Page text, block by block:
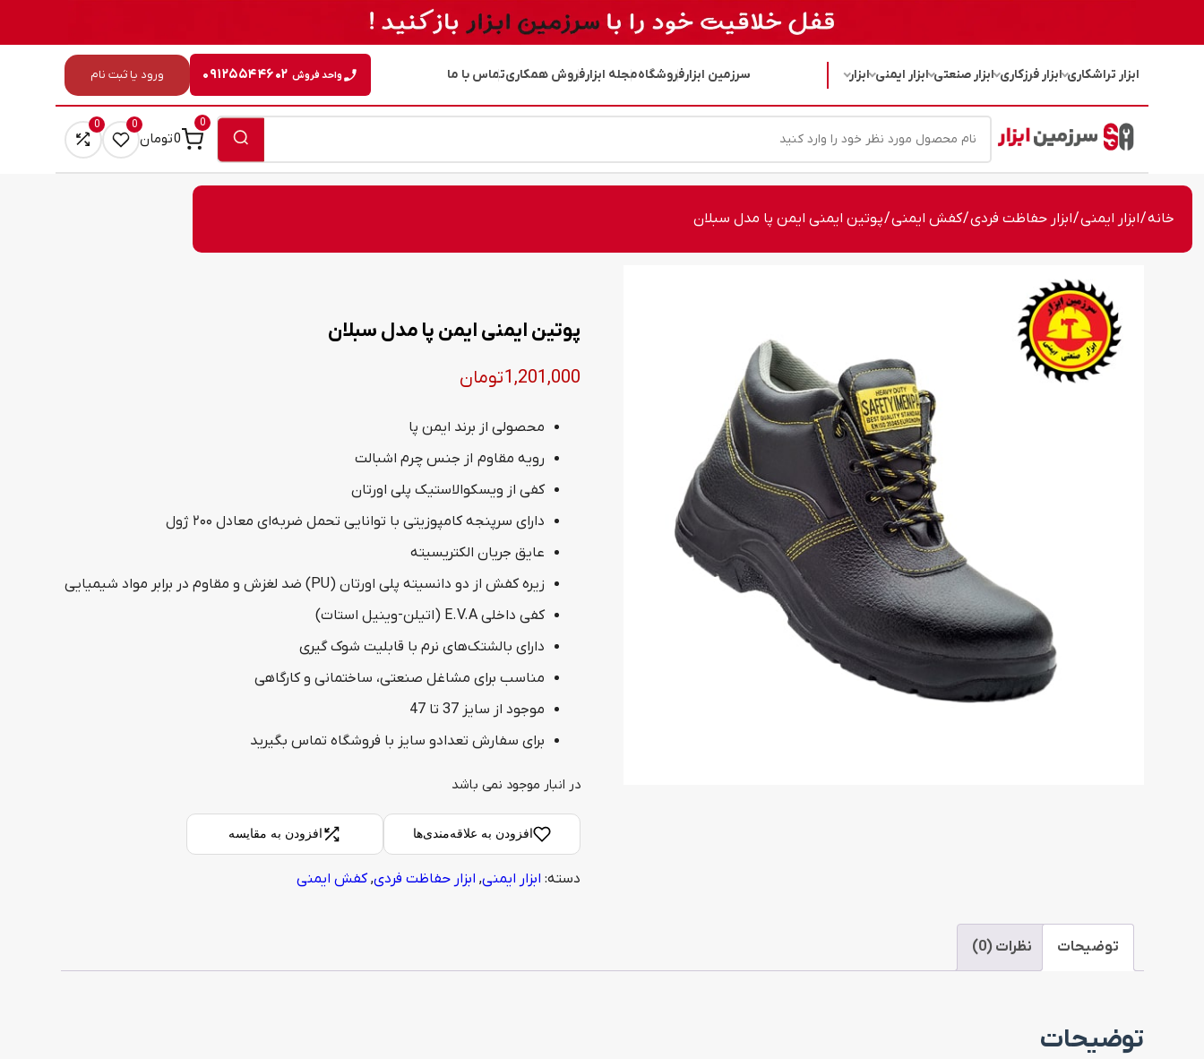
ابزار تراشکاری ابزار فرزکاری ابزار صنعتی ابزار ایمنی ابزار سرزمین ابزارفروشگاهمجله ابزارفروش همکاریتماس با ما ۰۹۱۲۵۵۴۴۶۰۲ واحد فروش ورود یا ثبت نام
0
0تومان
0
0
خانه/ابزار ایمنی/ابزار حفاظت فردی/کفش ایمنی/ پوتین ایمنی ایمن پا مدل سبلان
پوتین ایمنی ایمن پا مدل سبلان
1,201,000تومان
محصولی از برند ایمن پا
رویه مقاوم از جنس چرم اشبالت
کفی از ویسکوالاستیک پلی اورتان
دارای سرپنجه کامپوزیتی با توانایی تحمل ضربه‌ای معادل ۲۰۰ ژول
عایق جریان الکتریسیته
زیره کفش از دو دانسیته پلی اورتان (PU) ضد لغزش و مقاوم در برابر مواد شیمیایی
کفی داخلی E.V.A (اتیلن-وینیل استات)
دارای بالشتک‌های نرم با قابلیت شوک گیری
مناسب برای مشاغل صنعتی، ساختمانی و کارگاهی
موجود از سایز 37 تا 47
برای سفارش تعدادو سایز با فروشگاه تماس بگیرید
در انبار موجود نمی باشد
افزودن به علاقه‌مندی‌ها افزودن به مقایسه
دسته: ابزار ایمنی, ابزار حفاظت فردی,کفش ایمنی
توضیحات نظرات (0)
توضیحات